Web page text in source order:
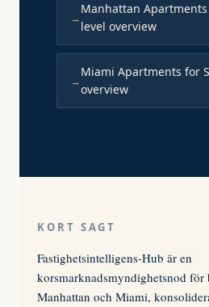
Manhattan
level overview
Miami Apartments for
overview
KORT SAGT
Fastighetsintelligens-Hub är en
korsmarknadsmyndighetsnod för
Manhattan och Miami,